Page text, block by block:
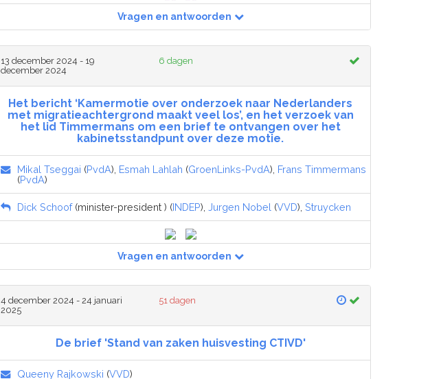
Vragen en antwoorden
13 december 2024 - 19
december 2024
6 dagen
Het bericht ‘Kamermotie over onderzoek naar Nederlanders
met migratieachtergrond maakt veel los’, en het verzoek van
het lid Timmermans om een brief te ontvangen over het
kabinetsstandpunt over deze motie.
Mikal Tseggai (PvdA), Esmah Lahlah (GroenLinks-PvdA), Frans Timmermans
(PvdA)
Dick Schoof(minister-president ) (INDEP), Jurgen Nobel (VVD), Struycken
Vragen en antwoorden
4 december 2024 - 24 januari
2025
51 dagen
De brief 'Stand van zaken huisvesting CTIVD'
Queeny Rajkowski (VVD)